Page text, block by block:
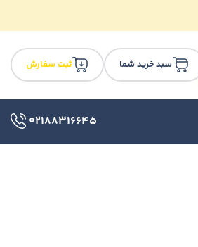
سبد خرید شما ثبت سفارش
02188316645